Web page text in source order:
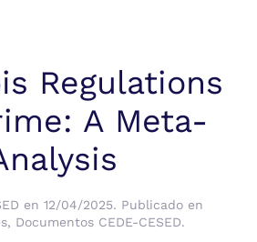
Regulations
A Meta-
en 12/04/2025. Publicado en
, Documentos CEDE-CESED.